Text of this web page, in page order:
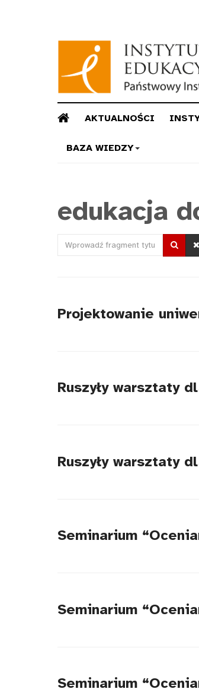
AKTUALNOŚCI
BAZA WIEDZY
edukacja
Wprowadź
Projektowanie
Ruszyły warsztaty
Ruszyły warsztaty
Seminarium
Seminarium
Seminarium